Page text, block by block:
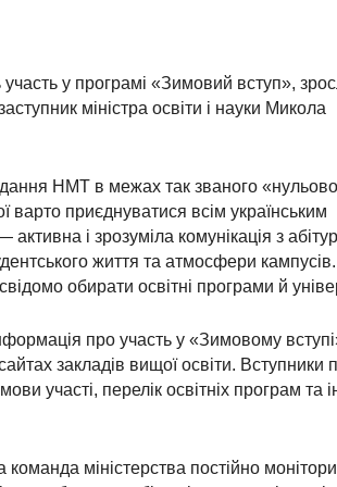
участь у програмі «Зимовий вступ»,
міністра освіти і науки Микола
НМТ в межах так званого
варто приєднуватися всім українським
і зрозуміла комунікація з
життя та атмосфери
обирати освітні програми й
про участь у «Зимовому
закладів вищої освіти. Вступники
участі, перелік освітніх програм та
міністерства постійно